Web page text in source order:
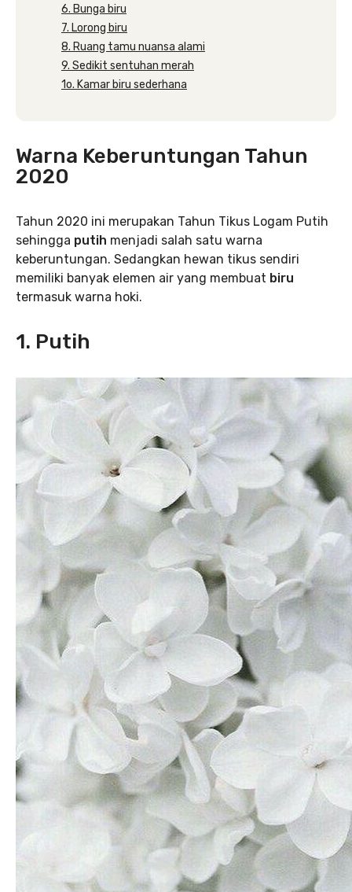
6. Bunga biru
7. Lorong biru
8. Ruang tamu nuansa alami
9. Sedikit sentuhan merah
1o. Kamar biru sederhana
Warna Keberuntungan Tahun
2020
Tahun 2020 ini merupakan Tahun Tikus Logam Putih
sehingga putih menjadi salah satu warna
keberuntungan. Sedangkan hewan tikus sendiri
memiliki banyak elemen air yang membuat biru
termasuk warna hoki.
1. Putih